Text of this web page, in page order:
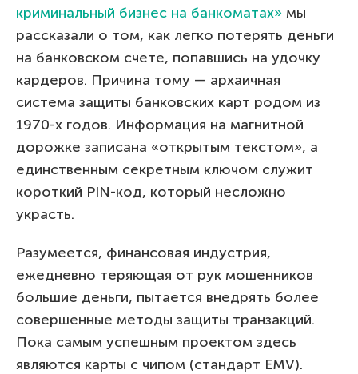
криминальный бизнес на банкоматах» мы
рассказали о том, как легко потерять деньги
на банковском счете, попавшись на удочку
кардеров. Причина тому — архаичная
система защиты банковских карт родом из
1970-х годов. Информация на магнитной
дорожке записана «открытым текстом», а
единственным секретным ключом служит
короткий PIN-код, который несложно
украсть.
Разумеется, финансовая индустрия,
ежедневно теряющая от рук мошенников
большие деньги, пытается внедрять более
совершенные методы защиты транзакций.
Пока самым успешным проектом здесь
являются карты с чипом (стандарт EMV).